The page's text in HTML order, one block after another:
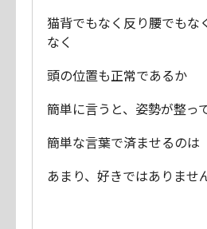
猫背でもなく反り腰でもな
なく
頭の位置も正常であるか
簡単に言うと、姿勢が整っ
簡単な言葉で済ませるのは
あまり、好きではありませ